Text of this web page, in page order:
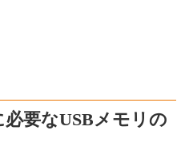
要なUSBメモリの